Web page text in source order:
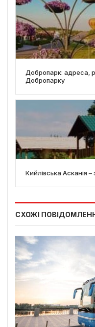
Добропарк: адреса,
Добропарку
Кийлівська Асканія
СХОЖІ